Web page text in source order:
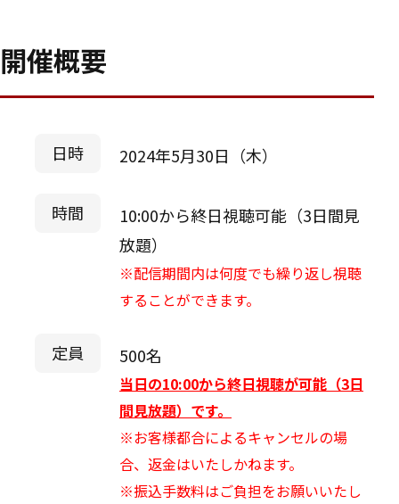
開催概要
日時 2024年5月30日（木）
時間
10:00から終日視聴可能（3日間見
放題）
※配信期間内は何度でも繰り返し視聴
することができます。
定員 500名
当日の10:00から終日視聴が可能（3日
間見放題）です。
※お客様都合によるキャンセルの場
合、返金はいたしかねます。
※振込手数料はご負担をお願いいたし